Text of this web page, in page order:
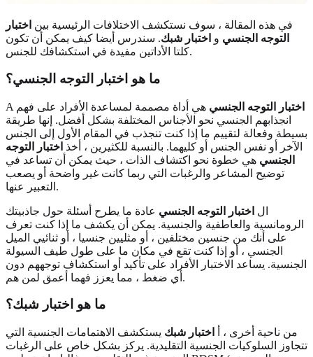
في هذه المقالة ، سوف نستكشف الاختلافات الرئيسية بين اختبار
التوجه الجنسي و اختبار شبك. سندرس أيضا كيف يمكن أن تكون
كلتا الأداتين مفيدة في استكشافك للجنس.
ما هو اختبار التوجه الجنسي؟
A اختبار التوجه الجنسي هي أداة مصممة لمساعدة الأفراد على فهم
انجذابهم الجنسي نحو الأجناس المختلفة بشكل أفضل. إنها طريقة
بسيطة وفعالة لتقييم ما إذا كنت تنجذب في المقام الأول إلى الجنس
الآخر أو نفس الجنس أو كليهما. بالنسبة للكثيرين ، أخذ اختبار التوجه
الجنسي هي خطوة نحو اكتشاف الذات ، حيث يمكن أن تساعد في
توضيح المشاعر والرغبات التي ربما كانت غير واضحة أو يصعب
التعبير عنها.
ال اختبار التوجه الجنسي عادة ما يطرح أسئلة حول جاذبيتك
الرومانسية والعاطفية والجنسية. يمكن أن يكشف ما إذا كنت تعرف
على أنك من جنسين مختلفين ، أو مثليين جنسيا ، أو ثنائيي الميل
الجنسي ، أو إذا كنت تقع في مكان ما على طول طيف السيولة
الجنسية. يساعد الاختبار الأفراد على تأكيد أو استكشاف توجههم دون
أي ضغط ، مما يعزز فهما أعمق لمن هم.
ما هو اختبار شبك؟
من ناحية أخرى ، أ اختبار شبك يستكشف الاهتمامات الجنسية التي
تتجاوز السلوكيات الجنسية التقليدية. يركز بشكل خاص على الرغبات